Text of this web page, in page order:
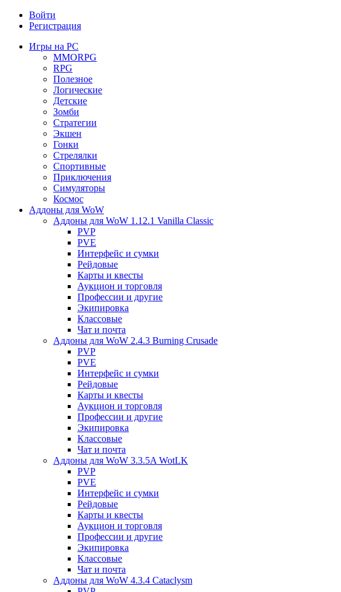
Войти
Регистрация
Игры на PC
MMORPG
RPG
Полезное
Логические
Детские
Зомби
Стратегии
Экшен
Гонки
Стрелялки
Спортивные
Приключения
Симуляторы
Космос
Аддоны для WoW
Аддоны для WoW 1.12.1 Vanilla Classic
PVP
PVE
Интерфейс и сумки
Рейдовые
Карты и квесты
Аукцион и торговля
Профессии и другие
Экипировка
Классовые
Чат и почта
Аддоны для WoW 2.4.3 Burning Crusade
PVP
PVE
Интерфейс и сумки
Рейдовые
Карты и квесты
Аукцион и торговля
Профессии и другие
Экипировка
Классовые
Чат и почта
Аддоны для WoW 3.3.5A WotLK
PVP
PVE
Интерфейс и сумки
Рейдовые
Карты и квесты
Аукцион и торговля
Профессии и другие
Экипировка
Классовые
Чат и почта
Аддоны для WoW 4.3.4 Cataclysm